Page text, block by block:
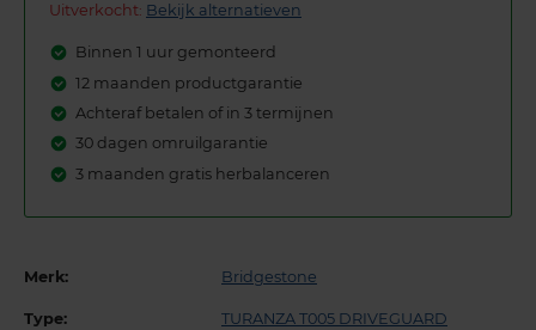
Uitverkocht: Bekijk alternatieven
Binnen 1 uur gemonteerd
12 maanden productgarantie
Achteraf betalen of in 3 termijnen
30 dagen omruilgarantie
3 maanden gratis herbalanceren
Merk: Bridgestone
Type: TURANZA T005 DRIVEGUARD